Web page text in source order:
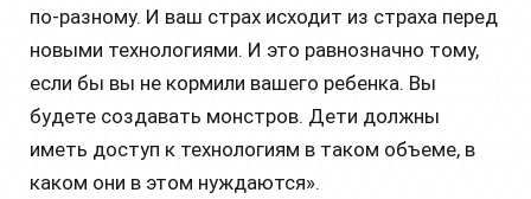
по-разному. И ваш страх исходит из страха перед
новыми технологиями. И это равнозначно тому,
если бы вы не кормили вашего ребенка. Вы
будете создавать монстров. Дети должны
иметь доступ к технологиям в таком объеме, в
каком они в этом нуждаются».